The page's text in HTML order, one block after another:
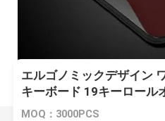
エルゴノミックデザイン
キーボード 19キーロール
板対重量 支持 モノクロム
MOQ：3000PCS